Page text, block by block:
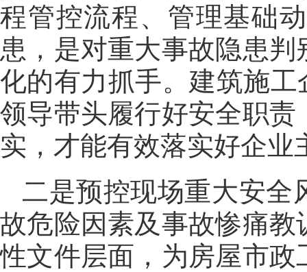
程管控流程、管理基础
患，是对重大事故隐患
化的有力抓手。建筑施
领导带头履行好安全职
实，才能有效落实好企
二是预控现场重大安全
故危险因素及事故惨痛
性文件层面，为房屋市